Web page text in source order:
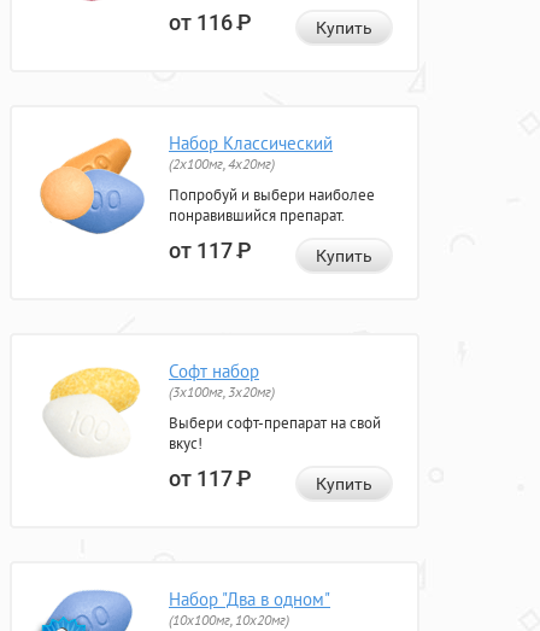
от 116Р Купить
Набор Классический
(2x100мг, 4x20мг)
Попробуй и выбери наиболее
понравившийся препарат.
от 117Р Купить
Софт набор
(3x100мг, 3x20мг)
Выбери софт-препарат на свой
вкус!
от 117Р Купить
Набор "Два в одном"
(10x100мг, 10x20мг)